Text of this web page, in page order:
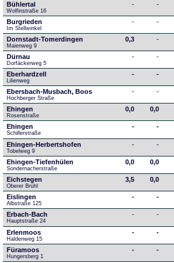
Bühlertal
Wolfinstraße 16
- -
Burgrieden
Im Stellwinkel
- -
Dornstadt-Tomerdingen
Maienweg 9
0,3 -
Dürnau
Dorfäckerweg 5
- -
Eberhardzell
Lilienweg
- -
Ebersbach-Musbach, Boos
Hochberger Straße
- -
Ehingen
Rosenstraße
0,0 0,0
Ehingen
Schillerstraße
- -
Ehingen-Herbertshofen
Tobelweg 9
- -
Ehingen-Tiefenhülen
Sondernacherstraße
0,0 0,0
Eichstegen
Oberer Brühl
3,5 0,0
Eislingen
Albstraße 125
- -
Erbach-Bach
Hauptstraße 24
- -
Erlenmoos
Haldenweg 15
- -
Füramoos
Hungersberg 1
- -